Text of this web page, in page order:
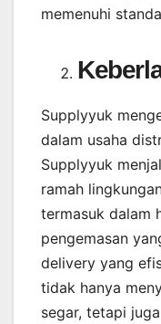
memenuhi
Supplyyuk
dalam usaha
Supplyyuk
ramah
termasuk dalam
pengemasan
delivery yang
tidak hanya
segar, tetapi